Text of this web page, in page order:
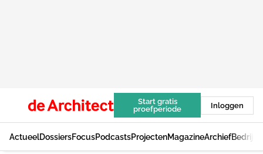
Start gratis
proefperiode
Inloggen
ActueelDossiersFocusPodcastsProjectenMagazineArchief